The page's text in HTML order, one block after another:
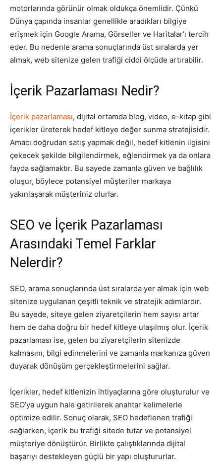
motorlarında görünür olmak oldukça önemlidir. Çünkü
Dünya çapında insanlar genellikle aradıkları bilgiye
erişmek için Google Arama, Görseller ve Haritalar’ı tercih
eder. Bu nedenle arama sonuçlarında üst sıralarda yer
almak, web sitenize gelen trafiği ciddi ölçüde artırabilir.
İçerik Pazarlaması Nedir?
İçerik pazarlaması, dijital ortamda blog, video, e-kitap gibi
içerikler üreterek hedef kitleye değer sunma stratejisidir.
Amacı doğrudan satış yapmak değil, hedef kitlenin ilgisini
çekecek şekilde bilgilendirmek, eğlendirmek ya da onlara
fayda sağlamaktır. Bu sayede zamanla güven ve bağlılık
oluşur, böylece potansiyel müşteriler markaya
yakınlaşarak müşteriniz olurlar.
SEO ve İçerik Pazarlaması
Arasındaki Temel Farklar
Nelerdir?
SEO, arama sonuçlarında üst sıralarda yer almak için web
sitenize uygulanan çeşitli teknik ve stratejik adımlardır.
Bu sayede, siteye gelen ziyaretçilerin hem sayısı artar
hem de daha doğru bir hedef kitleye ulaşılmış olur. İçerik
pazarlaması ise, gelen bu ziyaretçilerin sitenizde
kalmasını, bilgi edinmelerini ve zamanla markanıza güven
duyarak dönüşüm gerçekleştirmelerini sağlar.
İçerikler, hedef kitlenizin ihtiyaçlarına göre oluşturulur ve
SEO’ya uygun hale getirilerek anahtar kelimelerle
optimize edilir. Sonuç olarak, SEO hedeflenen trafiği
sağlarken, içerik bu trafiği sitede tutar ve potansiyel
müşteriye dönüştürür. Birlikte çalıştıklarında dijital
başarıyı destekleyen güçlü bir yapı oluştururlar.